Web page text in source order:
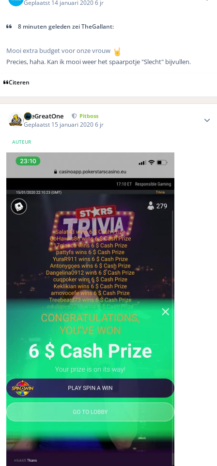
Geplaatst 14 januari 20206 jr
8 minuten geleden zei TheGallant:
Mooi extra budget voor onze vrouw
Precies, haha. Kan ik mooi weer het spaarpotje "Slecht" bijvullen.
Citeren
TheGreatOne Pitboss
Geplaatst 15 januari 20206 jr
AUTEUR